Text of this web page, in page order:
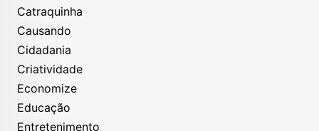
Catraquinha
Causando
Cidadania
Criatividade
Economize
Educação
Entretenimento